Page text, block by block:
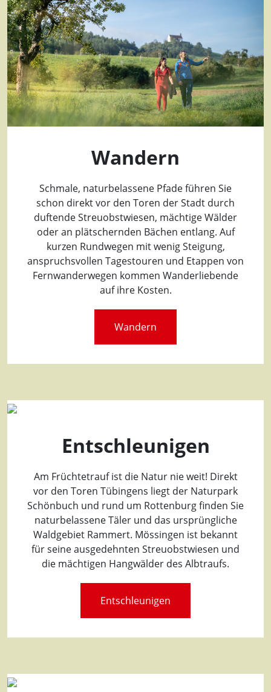
Wandern
Schmale, naturbelassene Pfade führen Sie
schon direkt vor den Toren der Stadt durch
duftende Streuobstwiesen, mächtige Wälder
oder an plätschernden Bächen entlang. Auf
kurzen Rundwegen mit wenig Steigung,
anspruchsvollen Tagestouren und Etappen von
Fernwanderwegen kommen Wanderliebende
auf ihre Kosten.
Wandern
Entschleunigen
Am Früchtetrauf ist die Natur nie weit! Direkt
vor den Toren Tübingens liegt der Naturpark
Schönbuch und rund um Rottenburg finden Sie
naturbelassene Täler und das ursprüngliche
Waldgebiet Rammert. Mössingen ist bekannt
für seine ausgedehnten Streuobstwiesen und
die mächtigen Hangwälder des Albtraufs.
Entschleunigen